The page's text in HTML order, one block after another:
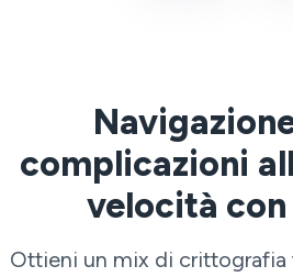
complicazioni
velocità con
Ottieni un mix di